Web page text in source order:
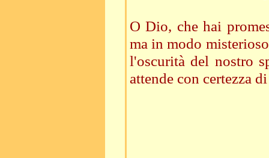
O Dio, che hai
ma in modo
l'oscurità del nostro
attende con certezza